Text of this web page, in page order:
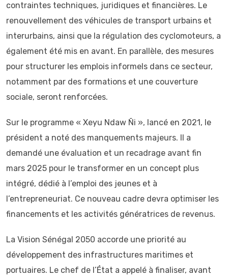
contraintes techniques, juridiques et financières. Le
renouvellement des véhicules de transport urbains et
interurbains, ainsi que la régulation des cyclomoteurs, a
également été mis en avant. En parallèle, des mesures
pour structurer les emplois informels dans ce secteur,
notamment par des formations et une couverture
sociale, seront renforcées.
Sur le programme « Xeyu Ndaw Ñi », lancé en 2021, le
président a noté des manquements majeurs. Il a
demandé une évaluation et un recadrage avant fin
mars 2025 pour le transformer en un concept plus
intégré, dédié à l’emploi des jeunes et à
l’entrepreneuriat. Ce nouveau cadre devra optimiser les
financements et les activités génératrices de revenus.
La Vision Sénégal 2050 accorde une priorité au
développement des infrastructures maritimes et
portuaires. Le chef de l’État a appelé à finaliser, avant